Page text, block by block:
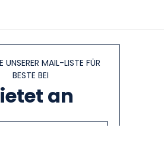
UNSERER MAIL-LISTE FÜR
BESTE BEI
an